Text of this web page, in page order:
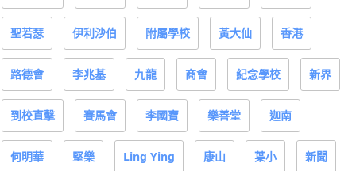
聖若瑟 伊利沙伯 附屬學校 黃大仙 香港
路德會 李兆基 九龍 商會 紀念學校 新界
到校直擊 賽馬會 李國寶 樂善堂 迦南
何明華 堅樂 Ling Ying 康山 葉小 新聞